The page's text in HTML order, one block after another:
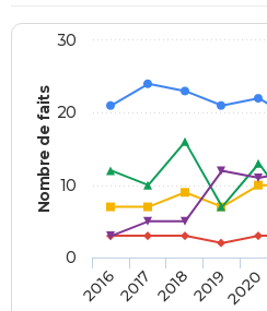
Nombre de faits
20162017 201820192020
0
10
20
30